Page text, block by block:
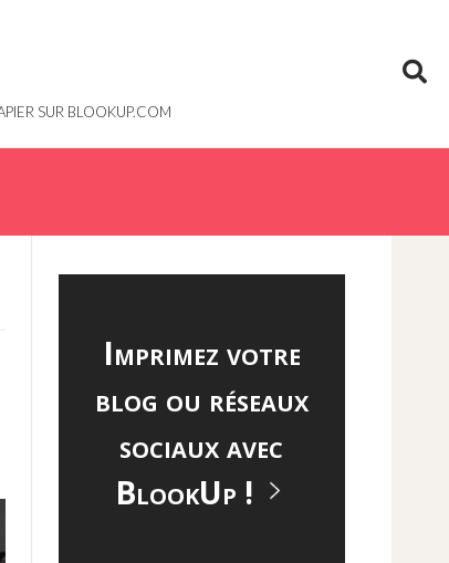
SUR BLOOKUP.COM
Imprimez votre
blog ou réseaux
sociaux avec
BlookUp !